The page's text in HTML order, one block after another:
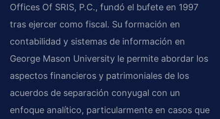
Offices Of SRIS, P.C., fundó el bufete en 1997
tras ejercer como fiscal. Su formación en
contabilidad y sistemas de información en
George Mason University le permite abordar los
aspectos financieros y patrimoniales de los
acuerdos de separación conyugal con un
enfoque analítico, particularmente en casos que